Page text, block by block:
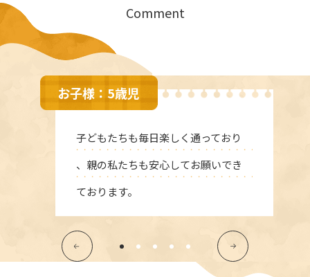
Comment
お子様：5歳児
子どもたちも毎日楽しく通っており
、親の私たちも安心してお願いでき
ております。